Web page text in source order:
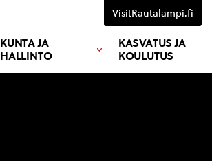
KUNTA JA
HALLINTO
KASVATUS JA
KOULUTUS
VisitRautalampi.fi